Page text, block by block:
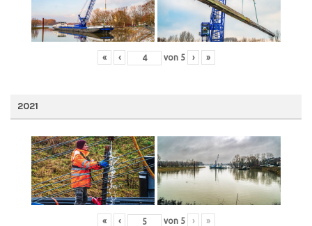
« ‹ von 5 › »
2021
« ‹ von 5 › »